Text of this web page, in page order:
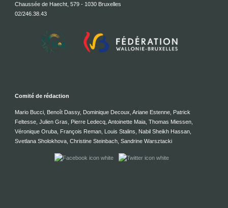
Chaussée de Haecht, 579 - 1030 Bruxelles
02/246.38.43
Comité de rédaction
Mario Bucci, Benoît Dassy, Dominique Decoux, Ariane Estenne, Patrick
Feltesse, Julien Gras, Pierre Ledecq, Antoinette Maia, Thomas Miessen,
Véronique Oruba, François Reman, Louis Stalins, Nabil Sheikh Hassan,
Svetlana Sholokhova, Christine Steinbach, Sandrine Warsztacki